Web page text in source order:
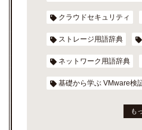
クラウドセキュリティ
ストレージ用語辞典
ネットワーク用語辞典
基礎から学ぶ VMware検
も